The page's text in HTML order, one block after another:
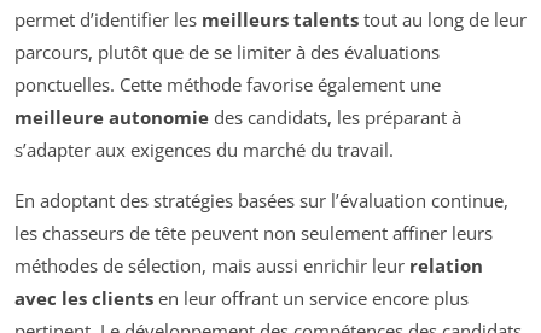
permet d’identifier les meilleurs talents tout au long de leur
parcours, plutôt que de se limiter à des évaluations
ponctuelles. Cette méthode favorise également une
meilleure autonomie des candidats, les préparant à
s’adapter aux exigences du marché du travail.
En adoptant des stratégies basées sur l’évaluation continue,
les chasseurs de tête peuvent non seulement affiner leurs
méthodes de sélection, mais aussi enrichir leur relation
avec les clients en leur offrant un service encore plus